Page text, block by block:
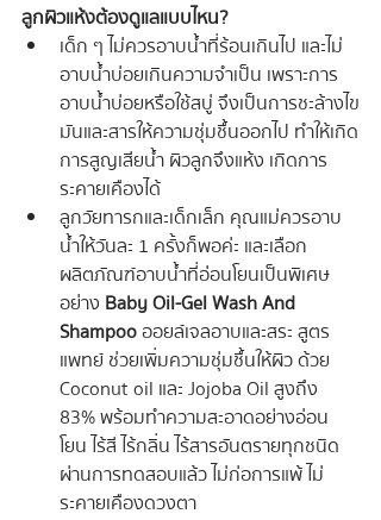
ลูกผิวแห้งต้องดูแลแบบไหน?
เด็ก ๆ ไม่ควรอาบน้ำที่ร้อนเกินไป และไม่
อาบน้ำบ่อยเกินความจำเป็น เพราะการ
อาบน้ำบ่อยหรือใช้สบู่ จึงเป็นการชะล้างไข
มันและสารให้ความชุ่มชื้นออกไป ทำให้เกิด
การสูญเสียน้ำ ผิวลูกจึงแห้ง เกิดการ
ระคายเคืองได้
ลูกวัยทารกและเด็กเล็ก คุณแม่ควรอาบ
น้ำให้วันละ 1 ครั้งก็พอค่ะ และเลือก
ผลิตภัณฑ์อาบน้ำที่อ่อนโยนเป็นพิเศษ
อย่าง Baby Oil-Gel Wash And
Shampoo ออยล์เจลอาบและสระ สูตร
แพทย์ ช่วยเพิ่มความชุ่มชื้นให้ผิว ด้วย
Coconut oil และ Jojoba Oil สูงถึง
83% พร้อมทำความสะอาดอย่างอ่อน
โยน ไร้สี ไร้กลิ่น ไร้สารอันตรายทุกชนิด
ผ่านการทดสอบแล้ว ไม่ก่อการแพ้ ไม่
ระคายเคืองดวงตา